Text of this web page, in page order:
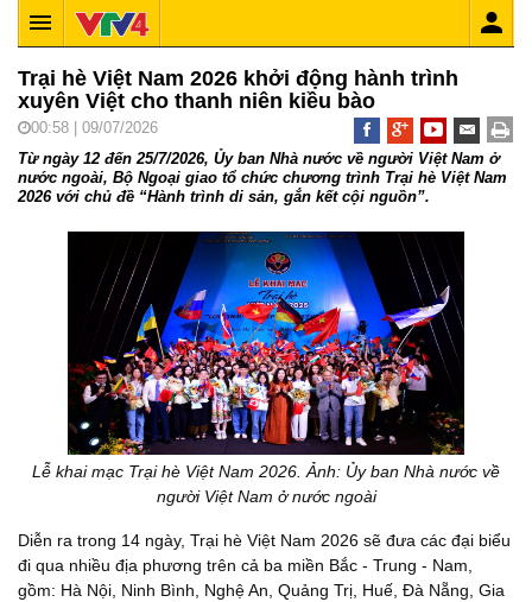
Trại hè Việt Nam 2026 khởi động hành trình
xuyên Việt cho thanh niên kiều bào
00:58 | 09/07/2026
Từ ngày 12 đến 25/7/2026, Ủy ban Nhà nước về người Việt Nam ở
nước ngoài, Bộ Ngoại giao tổ chức chương trình Trại hè Việt Nam
2026 với chủ đề “Hành trình di sản, gắn kết cội nguồn”.
Lễ khai mạc Trại hè Việt Nam 2026. Ảnh: Ủy ban Nhà nước về
người Việt Nam ở nước ngoài
Diễn ra trong 14 ngày, Trại hè Việt Nam 2026 sẽ đưa các đại biểu
đi qua nhiều địa phương trên cả ba miền Bắc - Trung - Nam,
gồm: Hà Nội, Ninh Bình, Nghệ An, Quảng Trị, Huế, Đà Nẵng, Gia